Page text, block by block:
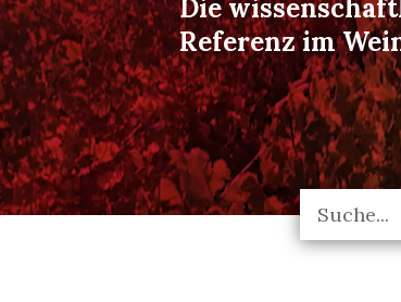
Die
Referenz im